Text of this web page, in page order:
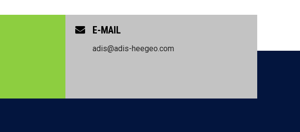
E-MAIL
adis@adis-heegeo.com